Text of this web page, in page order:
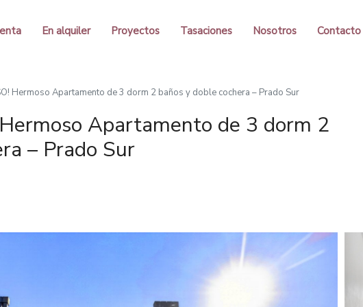
En alquiler Proyectos Tasaciones Nosotros Contacto
Hermoso Apartamento de 3 dorm 2 baños y doble cochera – Prado Sur
Apartamento de 3 dorm 2
– Prado Sur